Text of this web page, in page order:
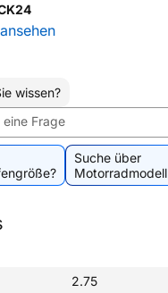
wissen?
eine Frage
Suche über
Motorradmodell
2.75